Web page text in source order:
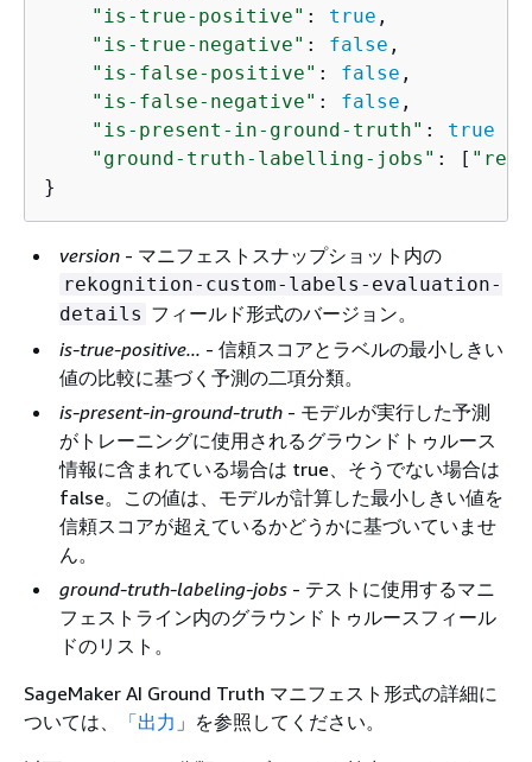
"is-true-positive" : true ,
"is-true-negative" : false ,
"is-false-positive" : false ,
"is-false-negative" : false ,
"is-present-in-ground-truth" : true
"ground-truth-labelling-jobs" : [
}
version - マニフェストスナップショット内の
rekognition-custom-labels-evaluation-
details フィールド形式のバージョン。
is-true-positive... - 信頼スコアとラベルの最小しきい
値の比較に基づく予測の二項分類。
is-present-in-ground-truth - モデルが実行した予測
がトレーニングに使用されるグラウンドトゥルース
情報に含まれている場合は true、そうでない場合は
false。この値は、モデルが計算した最小しきい値を
信頼スコアが超えているかどうかに基づいていませ
ん。
ground-truth-labeling-jobs - テストに使用するマニ
フェストライン内のグラウンドトゥルースフィール
ドのリスト。
SageMaker AI Ground Truth マニフェスト形式の詳細に
ついては、
「出力 」を参照してください。